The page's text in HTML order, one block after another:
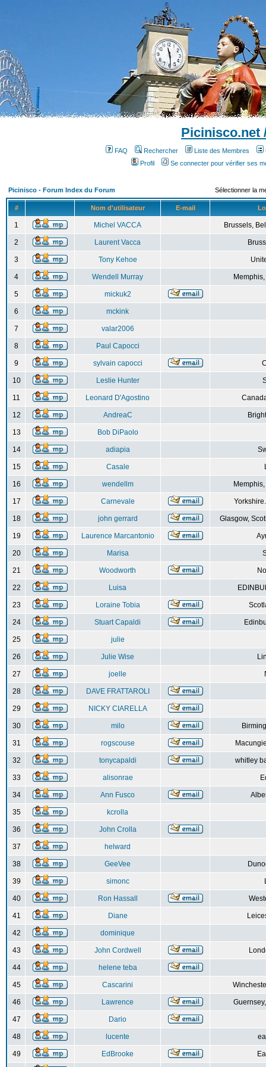
Picinisco.net
FAQ Rechercher Liste des Membres
Profil
Se connecter pour vérifier ses
Picinisco - Forum Index du Forum Sélectionner la
# Nom d'utilisateur E-mail
1 Michel VACCA Brussels,
2 Laurent Vacca
3 Tony Kehoe
4 Wendell Murray
5 mickuk2
6 mckink
7 valar2006
8 Paul Capocci
9 sylvain capocci
10 Leslie Hunter
11 Leonard D'Agostino
12 AndreaC
13 Bob DiPaolo
14 adiapia
15 Casale
16 wendellm
17 Carnevale
18 john gerrard Glasgow,
19 Laurence Marcantonio
20 Marisa
21 Woodworth
22 Luisa
23 Loraine Tobia
24 Stuart Capaldi
25 julie
26 Julie Wise
27 joelle
28 DAVE FRATTAROLI
29 NICKY CIARELLA
30 milo
31 rogscouse
32 tonycapaldi whitley
33 alisonrae
34 Ann Fusco
35 kcrolla
36 John Crolla
37 helward
38 GeeVee
39 simonc
40 Ron Hassall
41 Diane
42 dominique
43 John Cordwell
44 helene teba
45 Cascarini
46 Lawrence
47 Dario
48 lucente
49 EdBrooke